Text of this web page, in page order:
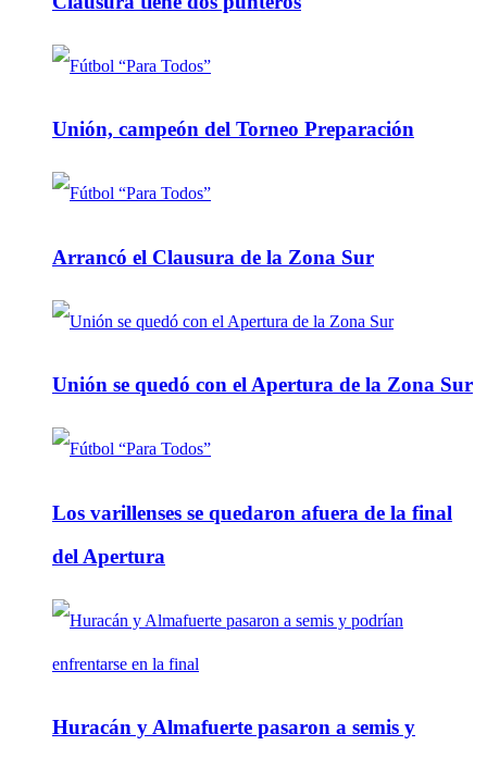
Unión, campeón del Torneo Preparación
Arrancó el Clausura de la Zona Sur
Unión se quedó con el Apertura de la Zona Sur
Los varillenses se quedaron afuera de la final
del Apertura
Huracán y Almafuerte pasaron a semis y